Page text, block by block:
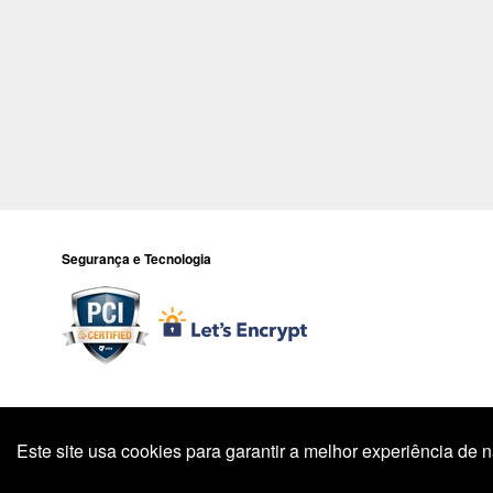
Segurança e Tecnologia
Endereço: R.
Este site usa cookies para garantir a melhor experiência de